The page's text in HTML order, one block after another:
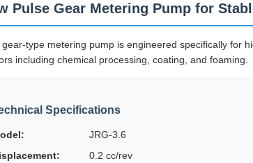
Pulse Gear Metering Pump for
type metering pump is engineered specifically for
including chemical processing, coating, and foaming.
Specifications
JRG-3.6
0.2 cc/rev